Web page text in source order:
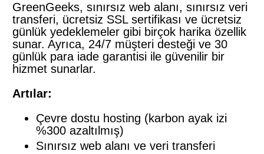
GreenGeeks, sınırsız web alanı, sınırsız veri
transferi, ücretsiz SSL sertifikası ve ücretsiz
günlük yedeklemeler gibi birçok harika özellik
sunar. Ayrıca, 24/7 müşteri desteği ve 30
günlük para iade garantisi ile güvenilir bir
hizmet sunarlar.
Artılar:
Çevre dostu hosting (karbon ayak izi
%300 azaltılmış)
Sınırsız web alanı ve veri transferi